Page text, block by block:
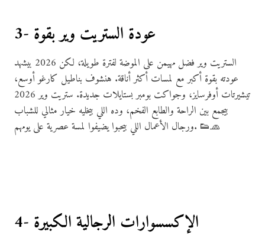
3- عودة الستريت وير بقوة
الستريت وير فضل مهيمن على الموضة لفترة طويلة، لكن 2026 بيشهد
عودته بقوة أكبر مع لمسات أكثر أناقة. هنشوف بناطيل كارغو أوسع،
تيشيرتات أوفرسايز، وجواكت بومبر بستايلات جديدة. ستريت وير 2026
بيجمع بين الراحة والطابع الفخم، وده اللي بيخليه خيار مثالي للشباب
ورجال الأعمال اللي بيحبوا يضيفوا لمسة عصرية على يومهم. 👟🧢
4- الإكسسوارات الرجالية الكبيرة